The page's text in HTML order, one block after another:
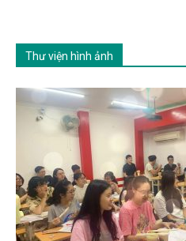
Thư viện hình ảnh